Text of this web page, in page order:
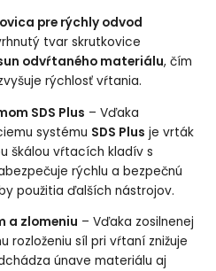
pre rýchly odvod
tvar skrutkovice
odvŕtaného materiálu, čím
rýchlosť vŕtania.
SDS Plus – Vďaka
systému SDS Plus je vrták
škálou vŕtacích kladív s
rýchlu a bezpečnú
použitia ďalších nástrojov.
a zlomeniu – Vďaka zosilnenej
rozloženiu síl pri vŕtaní znižuje
únave materiálu aj